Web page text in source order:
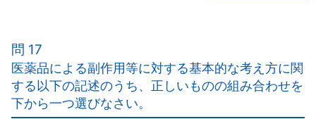
誤った使用法により健康被害を生じた例も「報告され
ている」。
ウ×
『栄養機能食品』は、各種ビタミン、ミネラルに対し
問 17
医薬品による副作用等に対する基本的な考え方に関
する以下の記述のうち、正しいものの組み合わせを
下から一つ選びなさい。